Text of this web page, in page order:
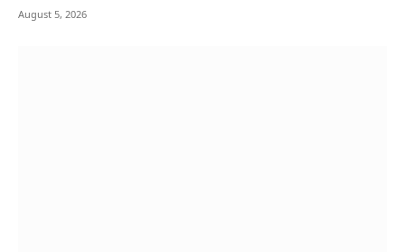
August 5, 2026